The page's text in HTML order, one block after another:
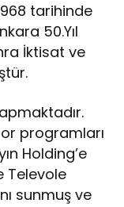
tarihinde
50.Yıl
İktisat ve
programları
Holding’e
Televole
sunmuş ve